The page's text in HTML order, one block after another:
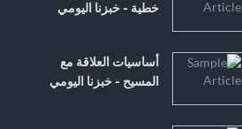
خطية - خبزنا اليومي
أساسيات العلاقة مع
المسيح - خبزنا اليومي